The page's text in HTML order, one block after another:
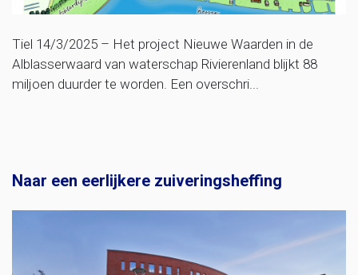
Tiel 14/3/2025 – Het project Nieuwe Waarden in de
Alblasserwaard van waterschap Rivierenland blijkt 88
miljoen duurder te worden. Een overschri...
Naar een eerlijkere zuiveringsheffing